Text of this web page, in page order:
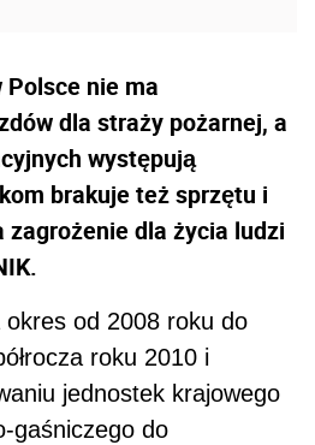
Polsce nie ma
dla straży pożarnej, a
występują
brakuje też sprzętu i
zagrożenie dla życia ludzi
okres od 2008 roku do
roku 2010 i
jednostek krajowego
gaśniczego do